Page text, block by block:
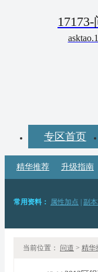
专区首页
精华推荐 升级指南
常用资料： 属性加点 副
当前位置：
问道 > 精华